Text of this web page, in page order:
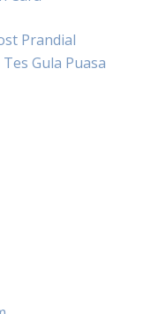
Prandial
Gula Puasa